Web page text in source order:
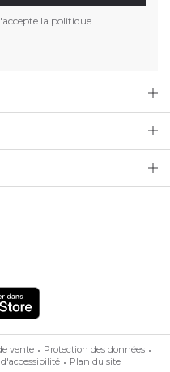
la politique
vente
Protection des données
Plan du site